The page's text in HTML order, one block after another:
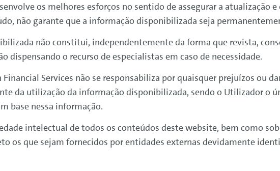
os melhores esforços no sentido de assegurar a atualização
não garante que a informação disponibilizada seja
não constitui, independentemente da forma que revista,
dispensando o recurso de especialistas em caso de necessidade.
Financial Services não se responsabiliza por quaisquer prejuízos ou
da utilização da informação disponibilizada, sendo o Utilizador o
base nessa informação.
intelectual de todos os conteúdos deste website, bem como
os que sejam fornecidos por entidades externas devidamente